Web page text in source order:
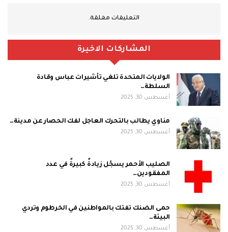
التعليقات مغلقة.
المشاركات الاخيرة
الولايات المتحدة تلغي تأشيرات عباس وقادة
السلطة…
أغسطس 30, 2025
مناوي يطالب بالتحرك العاجل لفك الحصار عن مدينة…
أغسطس 30, 2025
الصليب الأحمر يسجّل زيادةً كبيرةً في عدد
المفقودين…
أغسطس 30, 2025
حمى الضنك تفتك بالمواطنين في الخرطوم وتردي
البيئة…
أغسطس 30, 2025